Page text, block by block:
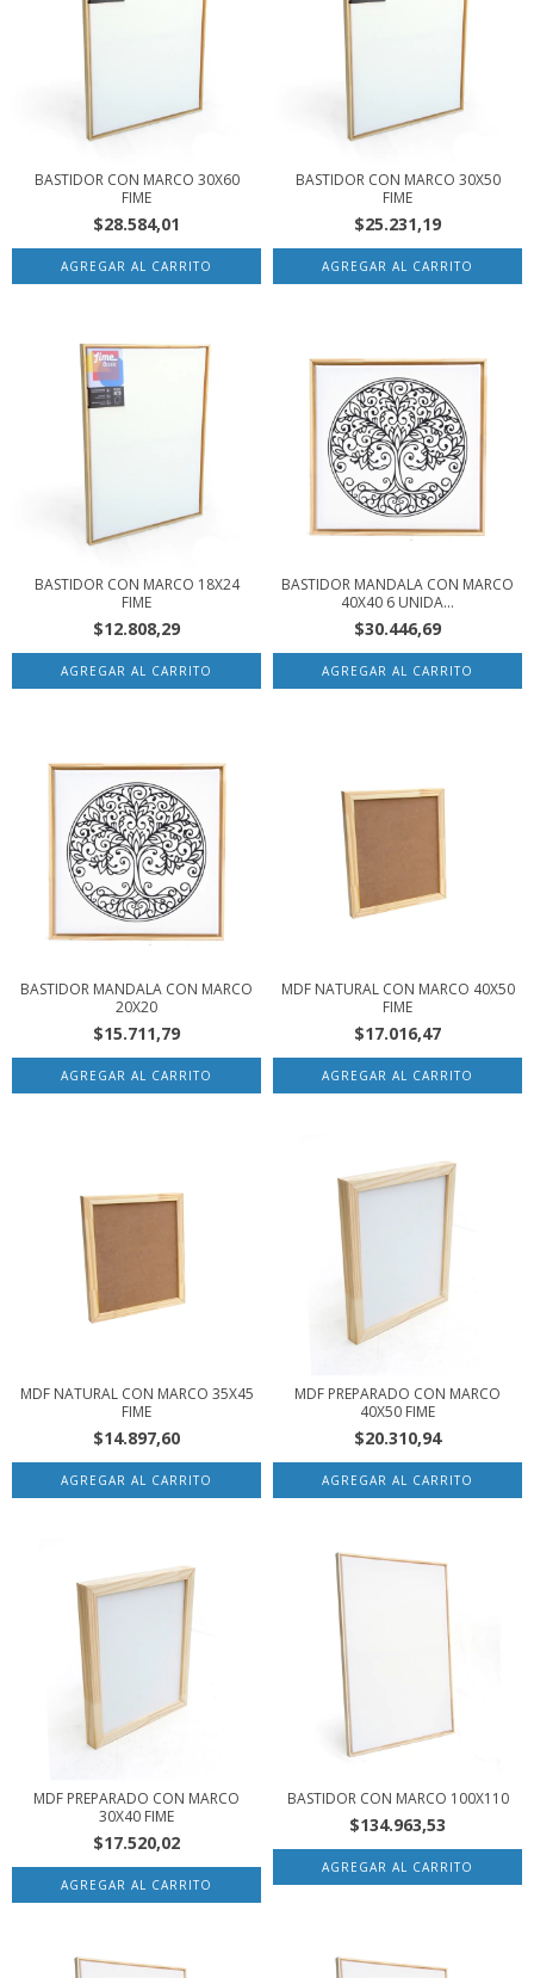
BASTIDOR CON MARCO 30X60
FIME
$28.584,01
BASTIDOR CON MARCO 30X50
FIME
$25.231,19
BASTIDOR CON MARCO 18X24
FIME
$12.808,29
BASTIDOR MANDALA CON MARCO
40X40 6 UNIDA...
$30.446,69
BASTIDOR MANDALA CON MARCO
20X20
$15.711,79
MDF NATURAL CON MARCO 40X50
FIME
$17.016,47
MDF NATURAL CON MARCO 35X45
FIME
$14.897,60
MDF PREPARADO CON MARCO
40X50 FIME
$20.310,94
MDF PREPARADO CON MARCO
30X40 FIME
$17.520,02
BASTIDOR CON MARCO 100X110
$134.963,53